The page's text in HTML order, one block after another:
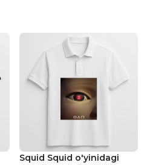
Squid Squid o'yinidagi